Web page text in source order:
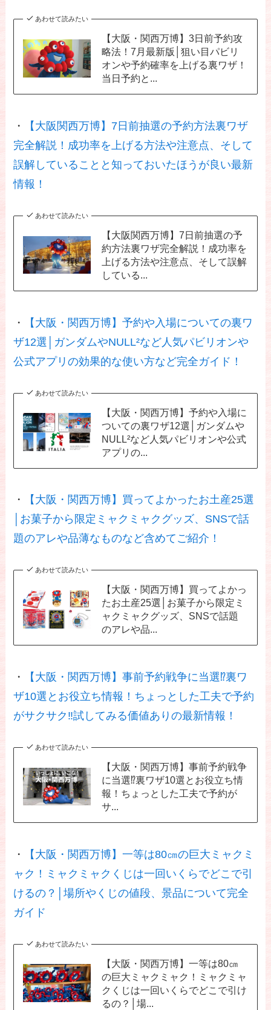
あわせて読みたい
【大阪・関西万博】3日前予約攻
略法！7月最新版│狙い目パビリ
オンや予約確率を上げる裏ワザ！
当日予約と...
・
【大阪関西万博】7日前抽選の予約方法裏ワザ
完全解説！成功率を上げる方法や注意点、そして
誤解していることと知っておいたほうが良い最新
情報！
あわせて読みたい
【大阪関西万博】7日前抽選の予
約方法裏ワザ完全解説！成功率を
上げる方法や注意点、そして誤解
している...
・
【大阪・関西万博】予約や入場についての裏ワ
ザ12選│ガンダムやNULL²など人気パビリオンや
公式アプリの効果的な使い方など完全ガイド！
あわせて読みたい
【大阪・関西万博】予約や入場に
ついての裏ワザ12選│ガンダムや
NULL²など人気パビリオンや公式
アプリの...
・
【大阪・関西万博】買ってよかったお土産25選
│お菓子から限定ミャクミャクグッズ、SNSで話
題のアレや品薄なものなど含めてご紹介！
あわせて読みたい
【大阪・関西万博】買ってよかっ
たお土産25選│お菓子から限定ミ
ャクミャクグッズ、SNSで話題
のアレや品...
・
【大阪・関西万博】事前予約戦争に当選⁉裏ワ
ザ10選とお役立ち情報！ちょっとした工夫で予約
がサクサク‼試してみる価値ありの最新情報！
あわせて読みたい
【大阪・関西万博】事前予約戦争
に当選⁉裏ワザ10選とお役立ち情
報！ちょっとした工夫で予約が
サ...
・
【大阪・関西万博】一等は80㎝の巨大ミャクミ
ャク！ミャクミャクくじは一回いくらでどこで引
けるの？│場所やくじの値段、景品について完全
ガイド
あわせて読みたい
【大阪・関西万博】一等は80㎝
の巨大ミャクミャク！ミャクミャ
クくじは一回いくらでどこで引け
るの？│場...
【大阪関西万
博】当日予約の
【大阪・関西万
博】予約や入場